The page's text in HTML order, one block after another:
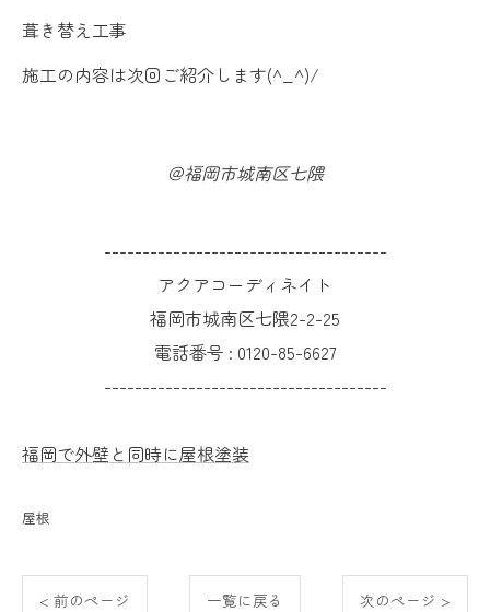
葺き替え工事
施工の内容は次回ご紹介します(^_^)/
＠福岡市城南区七隈
-------------------------------------
アクアコーディネイト
福岡市城南区七隈2-2-25
電話番号 : 0120-85-6627
-------------------------------------
福岡で外壁と同時に屋根塗装
屋根
< 前のページ 一覧に戻る 次のページ >